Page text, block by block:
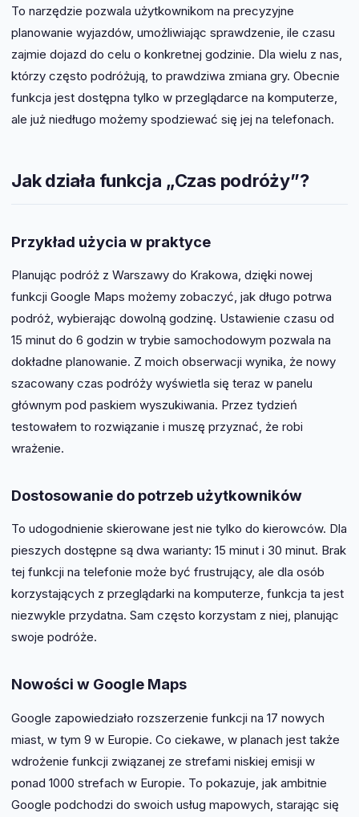
To narzędzie pozwala użytkownikom na precyzyjne
planowanie wyjazdów, umożliwiając sprawdzenie, ile czasu
zajmie dojazd do celu o konkretnej godzinie. Dla wielu z nas,
którzy często podróżują, to prawdziwa zmiana gry. Obecnie
funkcja jest dostępna tylko w przeglądarce na komputerze,
ale już niedługo możemy spodziewać się jej na telefonach.
Jak działa funkcja „Czas podróży”?
Przykład użycia w praktyce
Planując podróż z Warszawy do Krakowa, dzięki nowej
funkcji Google Maps możemy zobaczyć, jak długo potrwa
podróż, wybierając dowolną godzinę. Ustawienie czasu od
15 minut do 6 godzin w trybie samochodowym pozwala na
dokładne planowanie. Z moich obserwacji wynika, że nowy
szacowany czas podróży wyświetla się teraz w panelu
głównym pod paskiem wyszukiwania. Przez tydzień
testowałem to rozwiązanie i muszę przyznać, że robi
wrażenie.
Dostosowanie do potrzeb użytkowników
To udogodnienie skierowane jest nie tylko do kierowców. Dla
pieszych dostępne są dwa warianty: 15 minut i 30 minut. Brak
tej funkcji na telefonie może być frustrujący, ale dla osób
korzystających z przeglądarki na komputerze, funkcja ta jest
niezwykle przydatna. Sam często korzystam z niej, planując
swoje podróże.
Nowości w Google Maps
Google zapowiedziało rozszerzenie funkcji na 17 nowych
miast, w tym 9 w Europie. Co ciekawe, w planach jest także
wdrożenie funkcji związanej ze strefami niskiej emisji w
ponad 1000 strefach w Europie. To pokazuje, jak ambitnie
Google podchodzi do swoich usług mapowych, starając się